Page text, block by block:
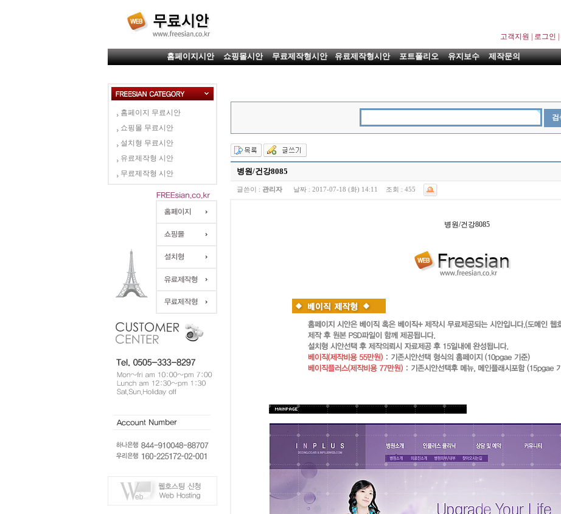
고객지원 로그인
홈페이지시안 쇼핑몰시안 무료제작형시안 유료제작형시안 포트폴리오 유지보수 제작문의
홈페이지 무료시안
쇼핑몰 무료시안
설치형 무료시안
유료제작형 시안
무료제작형 시안
병원/건강8085
글쓴이 : 관리자 날짜 : 2017-07-18 (화) 14:11 조회 : 455
병원/건강8085